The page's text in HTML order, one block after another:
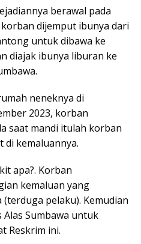
berawal pada
dijemput ibunya dari
untuk dibawa ke
diajak ibunya liburan ke
neneknya di
2023, korban
saat mandi itulah korban
di kemaluannya.
apa?. Korban
kemaluan yang
pelaku). Kemudian
Sumbawa untuk
Reskrim ini.